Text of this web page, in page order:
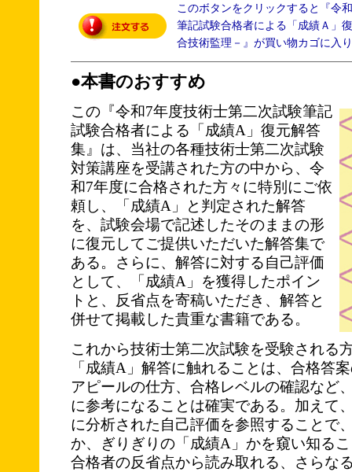
このボタンをクリックすると『令
筆記試験合格者による「成績Ａ」
合技術監理－』が買い物カゴに入
●本書のおすすめ
この『令和7年度技術士第二次試験筆記
試験合格者による「成績A」復元解答
集』は、当社の各種技術士第二次試験
対策講座を受講された方の中から、令
和7年度に合格された方々に特別にご依
頼し、「成績A」と判定された解答
を、試験会場で記述したそのままの形
に復元してご提供いただいた解答集で
ある。さらに、解答に対する自己評価
として、「成績A」を獲得したポイン
トと、反省点を寄稿いただき、解答と
併せて掲載した貴重な書籍である。
これから技術士第二次試験を受験される
「成績A」解答に触れることは、合格答
アピールの仕方、合格レベルの確認など
に参考になることは確実である。加えて
に分析された自己評価を参照することで
か、ぎりぎりの「成績A」かを窺い知る
合格者の反省点から読み取れる、さらな